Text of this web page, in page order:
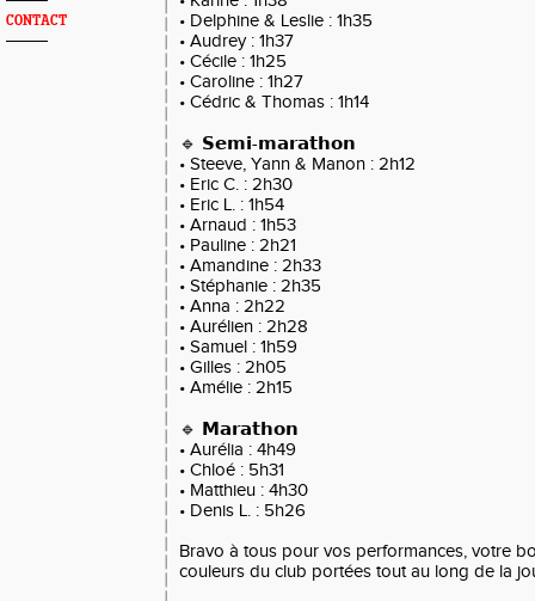
CONTACT
• Delphine & Leslie : 1h35
• Audrey : 1h37
• Cécile : 1h25
• Caroline : 1h27
• Cédric & Thomas : 1h14
🔹 𝗦𝗲𝗺𝗶-𝗺𝗮𝗿𝗮𝘁𝗵𝗼𝗻
• Steeve, Yann & Manon : 2h12
• Eric C. : 2h30
• Eric L. : 1h54
• Arnaud : 1h53
• Pauline : 2h21
• Amandine : 2h33
• Stéphanie : 2h35
• Anna : 2h22
• Aurélien : 2h28
• Samuel : 1h59
• Gilles : 2h05
• Amélie : 2h15
🔹 𝗠𝗮𝗿𝗮𝘁𝗵𝗼𝗻
• Aurélia : 4h49
• Chloé : 5h31
• Matthieu : 4h30
• Denis L. : 5h26
Bravo à tous pour vos performances, votre
couleurs du club portées tout au long de la